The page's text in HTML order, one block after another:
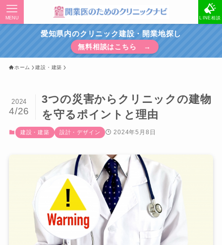
LINE相談
MENU
愛知県内のクリニック建設・開業地探し
無料相談はこちら →
ホーム 建設・建築
3つの災害からクリニックの建物
を守るポイントと理由
2024
4/26
建設・建築 設計・デザイン 2024年5月8日